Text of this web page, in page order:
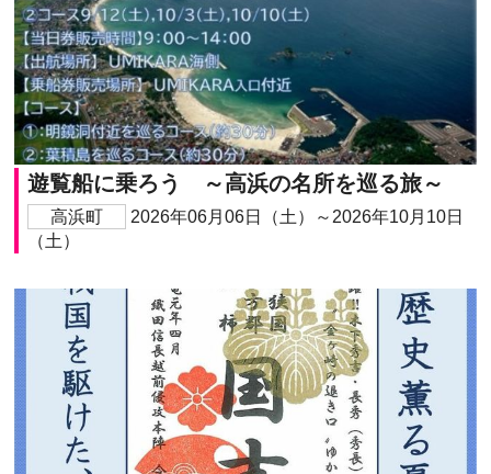
遊覧船に乗ろう ～高浜の名所を巡る旅～
高浜町
2026年06月06日（土）～2026年10月10日
（土）